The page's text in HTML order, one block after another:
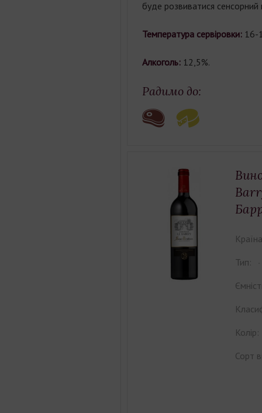
буде розвиватися сенсорний
Температура сервіровки:16-
Алкоголь: 12,5%.
Радимо до:
Тип:
Колір:
Сорт